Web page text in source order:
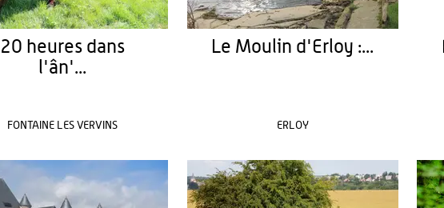
20 heures dans
l'ân'...
FONTAINE LES VERVINS
Le Moulin d'Erloy :...
ERLOY